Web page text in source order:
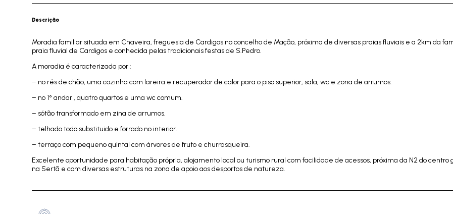
Descrição
Moradia familiar situada em Chaveira, freguesia de Cardigos no concelho de Mação, próxima de diversas praias fluviais e a 2km da
praia fluvial de Cardigos e conhecida pelas tradicionais festas de S.Pedro.
A moradia é caracterizada por :
– no rés de chão, uma cozinha com lareira e recuperador de calor para o piso superior, sala, wc e zona de arrumos.
– no 1° andar , quatro quartos e uma wc comum.
– sótão transformado em zina de arrumos.
– telhado todo substituido e forrado no interior.
– terraço com pequeno quintal com árvores de fruto e churrasqueira.
Excelente oportunidade para habitação própria, alojamento local ou turismo rural com facilidade de acessos, próxima da N2 do centro
na Sertã e com diversas estruturas na zona de apoio aos desportos de natureza.